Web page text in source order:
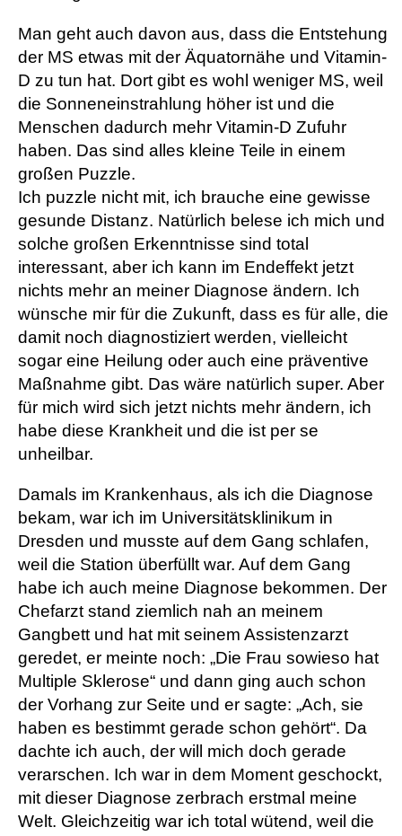
Man geht auch davon aus, dass die Entstehung
der MS etwas mit der Äquatornähe und Vitamin-
D zu tun hat. Dort gibt es wohl weniger MS, weil
die Sonneneinstrahlung höher ist und die
Menschen dadurch mehr Vitamin-D Zufuhr
haben. Das sind alles kleine Teile in einem
großen Puzzle.
Ich puzzle nicht mit, ich brauche eine gewisse
gesunde Distanz. Natürlich belese ich mich und
solche großen Erkenntnisse sind total
interessant, aber ich kann im Endeffekt jetzt
nichts mehr an meiner Diagnose ändern. Ich
wünsche mir für die Zukunft, dass es für alle, die
damit noch diagnostiziert werden, vielleicht
sogar eine Heilung oder auch eine präventive
Maßnahme gibt. Das wäre natürlich super. Aber
für mich wird sich jetzt nichts mehr ändern, ich
habe diese Krankheit und die ist per se
unheilbar.
Damals im Krankenhaus, als ich die Diagnose
bekam, war ich im Universitätsklinikum in
Dresden und musste auf dem Gang schlafen,
weil die Station überfüllt war. Auf dem Gang
habe ich auch meine Diagnose bekommen. Der
Chefarzt stand ziemlich nah an meinem
Gangbett und hat mit seinem Assistenzarzt
geredet, er meinte noch: „Die Frau sowieso hat
Multiple Sklerose“ und dann ging auch schon
der Vorhang zur Seite und er sagte: „Ach, sie
haben es bestimmt gerade schon gehört“. Da
dachte ich auch, der will mich doch gerade
verarschen. Ich war in dem Moment geschockt,
mit dieser Diagnose zerbrach erstmal meine
Welt. Gleichzeitig war ich total wütend, weil die